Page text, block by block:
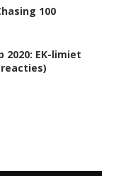
100
2020: EK-limiet